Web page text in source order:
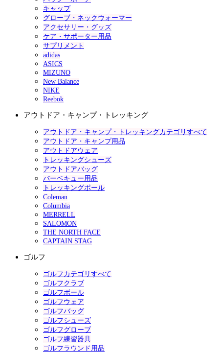
キャップ
グローブ・ネックウォーマー
アクセサリー・グッズ
ケア・サポーター用品
サプリメント
adidas
ASICS
MIZUNO
New Balance
NIKE
Reebok
アウトドア・キャンプ・トレッキング
アウトドア・キャンプ・トレッキングカテゴリすべて
アウトドア・キャンプ用品
アウトドアウェア
トレッキングシューズ
アウトドアバッグ
バーベキュー用品
トレッキングポール
Coleman
Columbia
MERRELL
SALOMON
THE NORTH FACE
CAPTAIN STAG
ゴルフ
ゴルフカテゴリすべて
ゴルフクラブ
ゴルフボール
ゴルフウェア
ゴルフバッグ
ゴルフシューズ
ゴルフグローブ
ゴルフ練習器具
ゴルフラウンド用品